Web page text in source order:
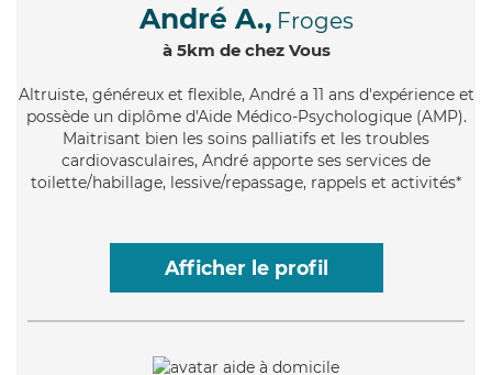
André A., Froges
à 5km de chez Vous
Altruiste, généreux et flexible, André a 11 ans d'expérience et
possède un diplôme d'Aide Médico-Psychologique (AMP).
Maitrisant bien les soins palliatifs et les troubles
cardiovasculaires, André apporte ses services de
toilette/habillage, lessive/repassage, rappels et activités*
Afficher le profil